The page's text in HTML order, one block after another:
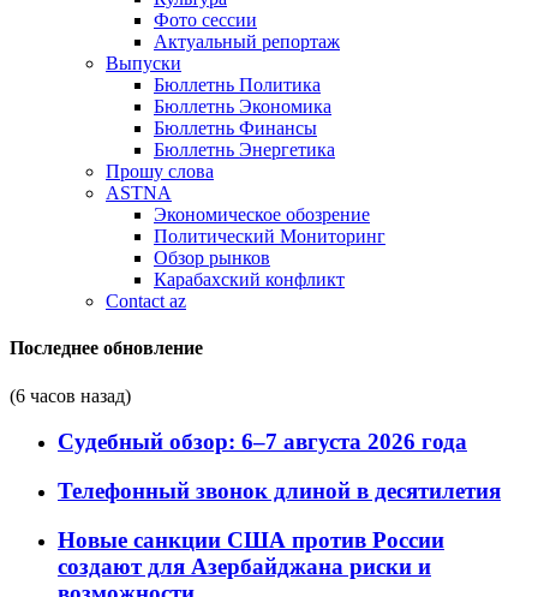
Фото сессии
Актуальный репортаж
Выпуски
Бюллетнь Политика
Бюллетнь Экономика
Бюллетнь Финансы
Бюллетнь Энергетика
Прошу слова
ASTNA
Экономическое обозрение
Политический Мониторинг
Обзор рынков
Карабахский конфликт
Contact az
Последнее обновление
(6 часов назад)
Судебный обзор: 6–7 августа 2026 года
Телефонный звонок длиной в десятилетия
Новые санкции США против России
создают для Азербайджана риски и